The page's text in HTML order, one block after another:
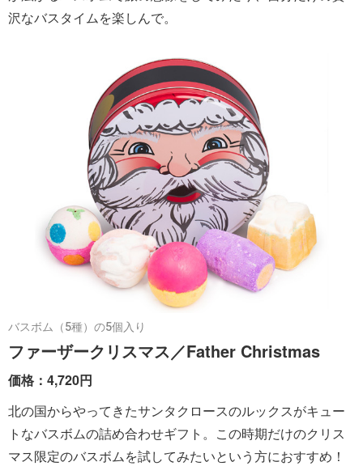
沢なバスタイムを楽しんで。
バスボム（5種）の5個入り
ファーザークリスマス／Father Christmas
価格：4,720円
北の国からやってきたサンタクロースのルックスがキュー
トなバスボムの詰め合わせギフト。この時期だけのクリス
マス限定のバスボムを試してみたいという方におすすめ！